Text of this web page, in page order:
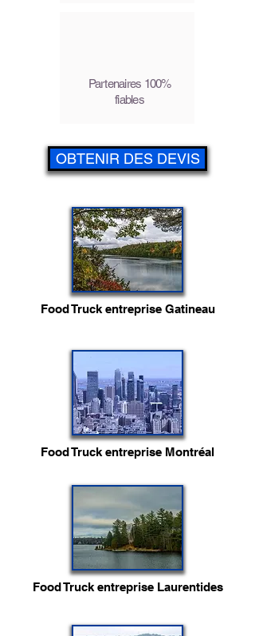
Partenaires 100%
fiables
OBTENIR DES DEVIS
Food Truck entreprise Gatineau
Food Truck entreprise Montréal
Food Truck entreprise Laurentides